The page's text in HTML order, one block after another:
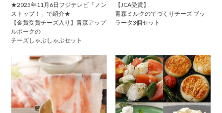
★2025年11月6日フジテレビ「ノン
ストップ！」で紹介★
【金賞受賞チーズ入り】青森アップ
ルポークの
チーズしゃぶしゃぶセット
【JCA受賞】
青森ミルクのてづくりチーズ ブッ
ラータ3個セット